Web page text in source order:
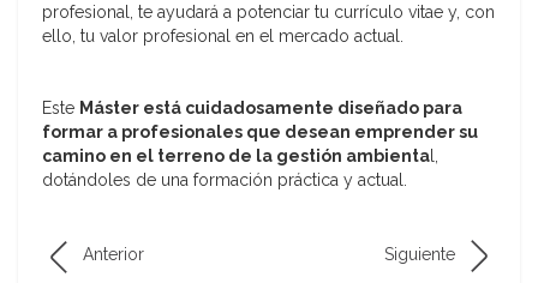
profesional, te ayudará a potenciar tu currículo vitae y, con
ello, tu valor profesional en el mercado actual.
Este Máster está cuidadosamente diseñado para
formar a profesionales que desean emprender su
camino en el terreno de la gestión ambiental,
dotándoles de una formación práctica y actual.
Anterior Siguiente